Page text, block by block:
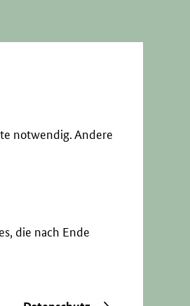
notwendig. Andere
die nach Ende